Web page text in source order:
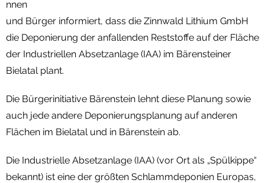
nnen
und Bürger informiert, dass die Zinnwald Lithium GmbH
die Deponierung der anfallenden Reststoffe auf der Fläche
der Industriellen Absetzanlage (IAA) im Bärensteiner
Bielatal plant.
Die Bürgerinitiative Bärenstein lehnt diese Planung sowie
auch jede andere Deponierungsplanung auf anderen
Flächen im Bielatal und in Bärenstein ab.
Die Industrielle Absetzanlage (IAA) (vor Ort als „Spülkippe“
bekannt) ist eine der größten Schlammdeponien Europas,